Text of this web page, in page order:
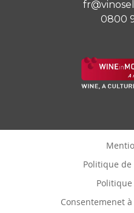
0800
Politique
Politique
Consentemenet